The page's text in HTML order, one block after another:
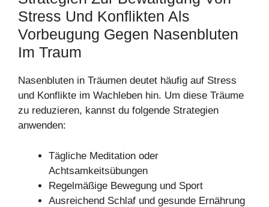
Stress Und Konflikten Als
Vorbeugung Gegen Nasenbluten
Im Traum
Nasenbluten in Träumen deutet häufig auf Stress
und Konflikte im Wachleben hin. Um diese Träume
zu reduzieren, kannst du folgende Strategien
anwenden:
Tägliche Meditation oder
Achtsamkeitsübungen
Regelmäßige Bewegung und Sport
Ausreichend Schlaf und gesunde Ernährung